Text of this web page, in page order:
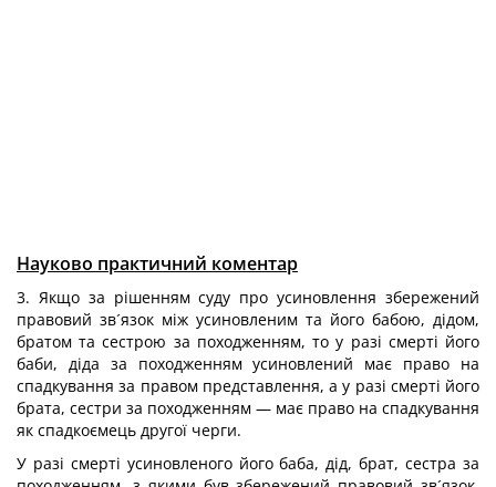
Науково практичний коментар
3. Якщо за рішенням суду про усиновлення збережений
правовий зв´язок між усиновленим та його бабою, дідом,
братом та сестрою за походженням, то у разі смерті його
баби, діда за походженням усиновлений має право на
спадкування за правом представлення, а у разі смерті його
брата, сестри за походженням — має право на спадкування
як спадкоємець другої черги.
У разі смерті усиновленого його баба, дід, брат, сестра за